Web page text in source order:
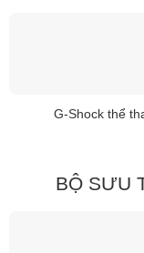
G-Shock thể
BỘ SƯU